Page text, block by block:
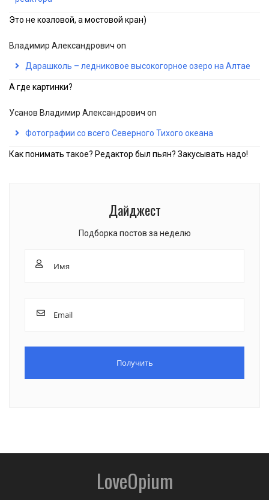
Это не козловой, а мостовой кран)
Владимир Александрович on
Дарашколь – ледниковое высокогорное озеро на Алтае
А где картинки?
Усанов Владимир Александрович on
Фотографии со всего Северного Тихого океана
Как понимать такое? Редактор был пьян? Закусывать надо!
Дайджест
Подборка постов за неделю
LoveOpium